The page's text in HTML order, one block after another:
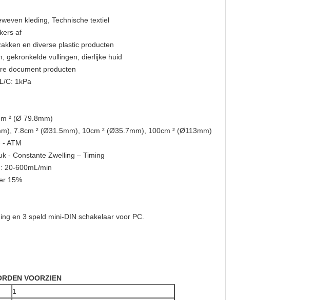
kleding, Technische textiel
af
en diverse plastic producten
gekronkelde vullingen, dierlijke huid
document producten
C: 1kPa
² (Ø 79.8mm)
7.8cm ² (Ø31.5mm), 10cm ² (Ø35.7mm), 100cm ² (Ø113mm)
ATM
- Constante Zwelling – Timing
20-600mL/min
15%
en 3 speld mini-DIN schakelaar voor PC.
VOORZIEN
1